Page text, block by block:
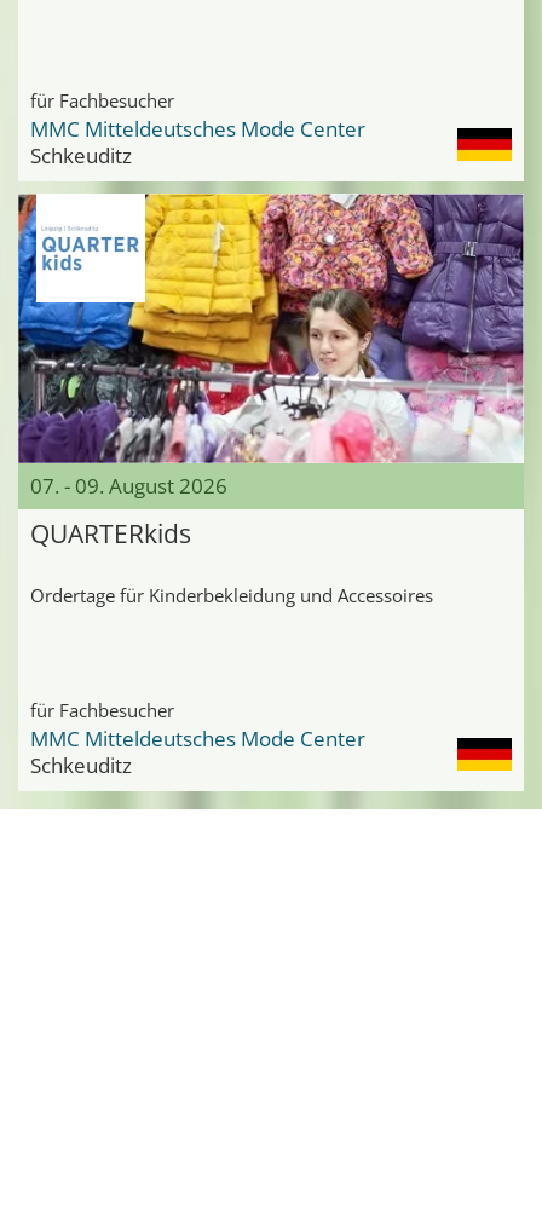
für Fachbesucher
MMC Mitteldeutsches Mode Center
Schkeuditz
07. - 09. August 2026
QUARTERkids
Ordertage für Kinderbekleidung und Accessoires
für Fachbesucher
MMC Mitteldeutsches Mode Center
Schkeuditz